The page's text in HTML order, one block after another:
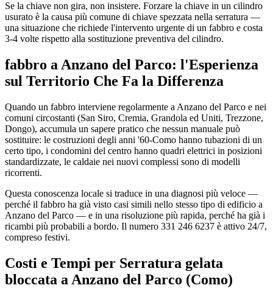
Se la chiave non gira, non insistere. Forzare la chiave in un cilindro
usurato è la causa più comune di chiave spezzata nella serratura —
una situazione che richiede l'intervento urgente di un fabbro e costa
3-4 volte rispetto alla sostituzione preventiva del cilindro.
fabbro a Anzano del Parco: l'Esperienza
sul Territorio Che Fa la Differenza
Quando un fabbro interviene regolarmente a Anzano del Parco e nei
comuni circostanti (San Siro, Cremia, Grandola ed Uniti, Trezzone,
Dongo), accumula un sapere pratico che nessun manuale può
sostituire: le costruzioni degli anni '60-Como hanno tubazioni di un
certo tipo, i condomini del centro hanno quadri elettrici in posizioni
standardizzate, le caldaie nei nuovi complessi sono di modelli
ricorrenti.
Questa conoscenza locale si traduce in una diagnosi più veloce —
perché il fabbro ha già visto casi simili nello stesso tipo di edificio a
Anzano del Parco — e in una risoluzione più rapida, perché ha già i
ricambi più probabili a bordo. Il numero 331 246 6237 è attivo 24/7,
compreso festivi.
Costi e Tempi per Serratura gelata
bloccata a Anzano del Parco (Como)